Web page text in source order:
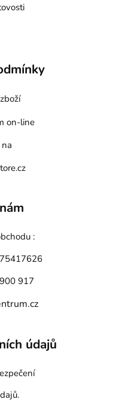
on-line
:
917
údajů